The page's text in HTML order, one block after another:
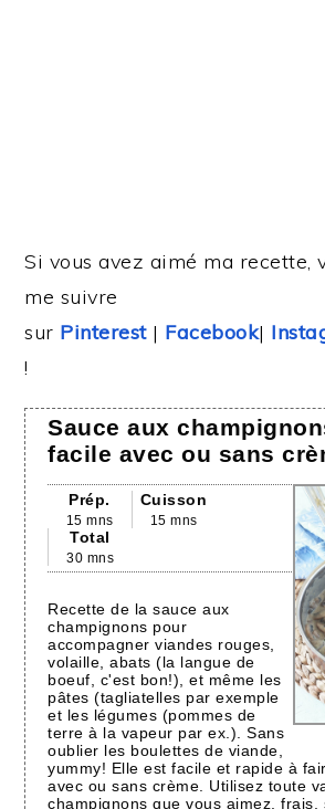
Si vous avez aimé ma recette,
me suivre
sur Pinterest| Facebook|
!
Sauce aux
facile avec ou sans
Prép.
15 mns
Cuisson
15 mns
Total
30 mns
Recette de la sauce aux
champignons pour
accompagner viandes rouges,
volaille, abats (la langue de
boeuf, c'est bon!), et même les
pâtes (tagliatelles par exemple
et les légumes (pommes de
terre à la vapeur par ex.). Sans
oublier les boulettes de viande,
yummy! Elle est facile et rapide à
avec ou sans crème. Utilisez toute
champignons que vous aimez, frais,